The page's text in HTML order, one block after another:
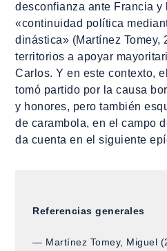
desconfianza ante Francia y
«continuidad política
dinástica» (Martínez Tomey,
territorios a apoyar
Carlos. Y en este contexto,
tomó partido por la causa
y honores, pero también
de carambola, en el campo
da cuenta en el siguiente
Referencias generales
― Martínez Tomey, Miguel